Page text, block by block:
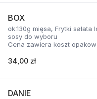
BOX
ok.130g mięsa, Frytki sałata lodowa, pomidor, ogórek cebula,
sosy do wyboru
Cena zawiera koszt
34,00 zł
DANIE